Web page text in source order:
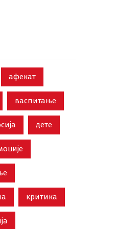
афекат
васпитање
дете
критика